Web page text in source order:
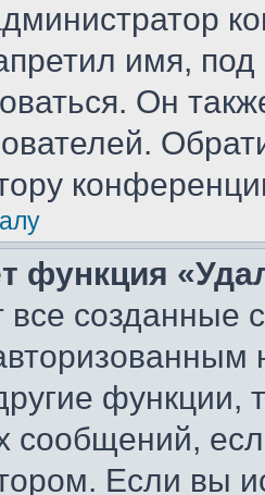
имя,
Он
функция
все созданные
функции,
сообщений,
Если вы